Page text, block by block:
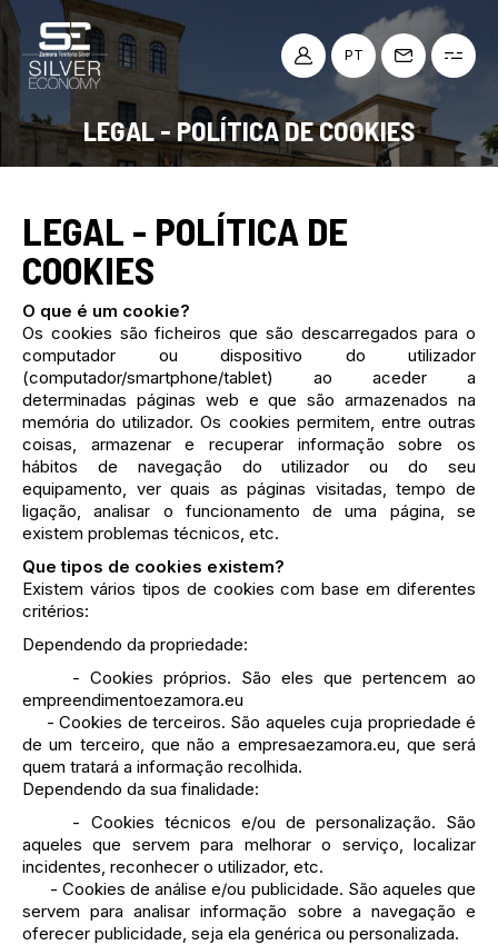
PT
LEGAL - POLÍTICA DE COOKIES
LEGAL - POLÍTICA DE
COOKIES
O que é um cookie?
Os cookies são ficheiros que são descarregados para o
computador ou dispositivo do utilizador
(computador/smartphone/tablet) ao aceder a
determinadas páginas web e que são armazenados na
memória do utilizador. Os cookies permitem, entre outras
coisas, armazenar e recuperar informação sobre os
hábitos de navegação do utilizador ou do seu
equipamento, ver quais as páginas visitadas, tempo de
ligação, analisar o funcionamento de uma página, se
existem problemas técnicos, etc.
Que tipos de cookies existem?
Existem vários tipos de cookies com base em diferentes
critérios:
Dependendo da propriedade:
- Cookies próprios. São eles que pertencem ao
empreendimentoezamora.eu
- Cookies de terceiros. São aqueles cuja propriedade é
de um terceiro, que não a empresaezamora.eu, que será
quem tratará a informação recolhida.
Dependendo da sua finalidade:
- Cookies técnicos e/ou de personalização. São
aqueles que servem para melhorar o serviço, localizar
incidentes, reconhecer o utilizador, etc.
- Cookies de análise e/ou publicidade. São aqueles que
servem para analisar informação sobre a navegação e
oferecer publicidade, seja ela genérica ou personalizada.